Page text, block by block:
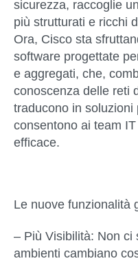
sicurezza, raccoglie
più strutturati e ricchi
Ora, Cisco sta
software progettate
e aggregati, che,
conoscenza delle reti
traducono in soluzioni
consentono ai team
efficace.
Le nuove funzionalità
– Più Visibilità: Non ci
ambienti cambiano